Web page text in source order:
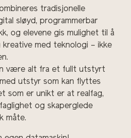
tradisjonelle
sløyd, programmerbar
og elevene gis mulighet til å
med teknologi – ikke
være alt fra et fullt utstyrt
utstyr som kan flyttes
som er unikt er at realfag,
og skaperglede
måte.